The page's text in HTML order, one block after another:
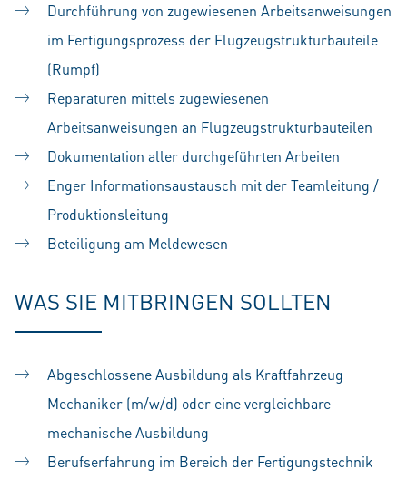
Durchführung von zugewiesenen Arbeitsanweisungen
im Fertigungsprozess der Flugzeugstrukturbauteile
(Rumpf)
Reparaturen mittels zugewiesenen
Arbeitsanweisungen an Flugzeugstrukturbauteilen
Dokumentation aller durchgeführten Arbeiten
Enger Informationsaustausch mit der Teamleitung /
Produktionsleitung
Beteiligung am Meldewesen
WAS SIE MITBRINGEN SOLLTEN
Abgeschlossene Ausbildung als Kraftfahrzeug
Mechaniker (m/w/d) oder eine vergleichbare
mechanische Ausbildung
Berufserfahrung im Bereich der Fertigungstechnik